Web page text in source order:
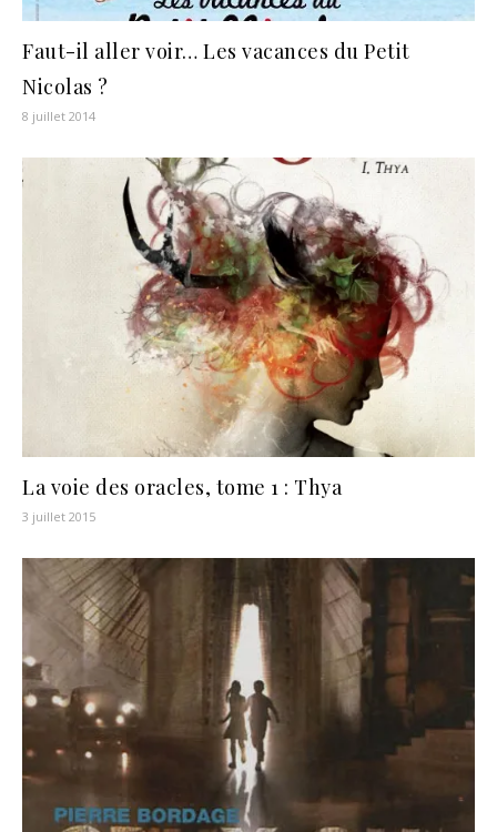
Faut-il aller voir… Les vacances du Petit
Nicolas ?
8 juillet 2014
La voie des oracles, tome 1 : Thya
3 juillet 2015